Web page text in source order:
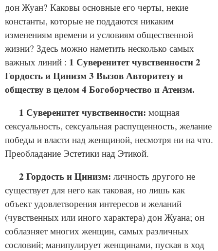
дон Жуан? Каковы основные его черты, некие
константы, которые не поддаются никаким
изменениям времени и условиям общественной
жизни? Здесь можно наметить несколько самых
важных линий : 1 Суверенитет чувственности 2
Гордость и Цинизм 3 Вызов Авторитету и
обществу в целом 4 Богоборчество и Атеизм.
1 Суверенитет чувственности: мощная
сексуальность, сексуальная распущенность, желание
победы и власти над женщиной, несмотря ни на что.
Преобладание Эстетики над Этикой.
2 Гордость и Цинизм: личность другого не
существует для него как таковая, но лишь как
объект удовлетворения интересов и желаний
(чувственных или иного характера) дон Жуана; он
соблазняет многих женщин, самых различных
сословий; манипулирует женщинами, пуская в ход